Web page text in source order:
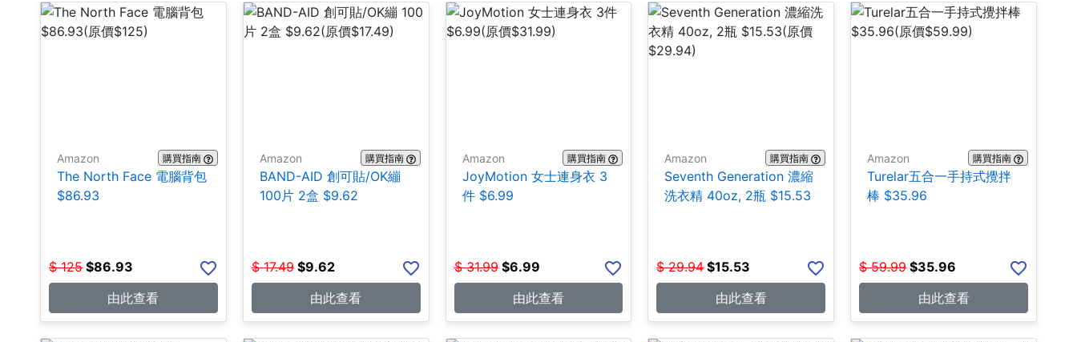
Amazon 購買指南
The North Face 電腦背包
$86.93
$ 125 $86.93
由此查看
Amazon 購買指南
BAND-AID 創可貼/OK繃
100片 2盒 $9.62
$ 17.49 $9.62
由此查看
Amazon 購買指南
JoyMotion 女士連身衣 3
件 $6.99
$ 31.99 $6.99
由此查看
Amazon 購買指南
Seventh Generation 濃縮
洗衣精 40oz, 2瓶 $15.53
$ 29.94 $15.53
由此查看
Amazon 購買指南
Turelar五合一手持式攪拌
棒 $35.96
$ 59.99 $35.96
由此查看